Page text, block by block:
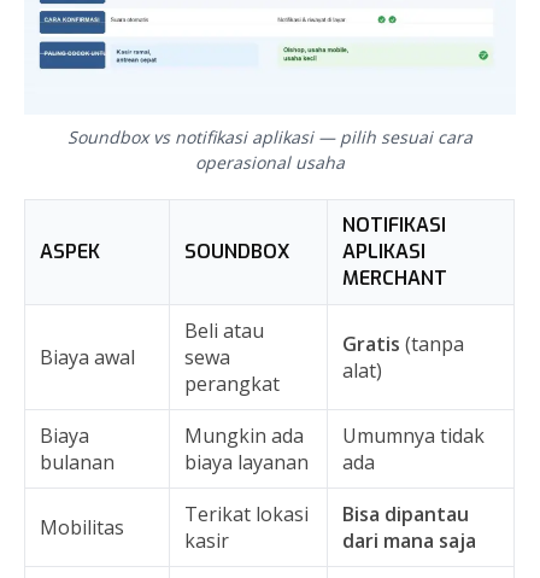
Soundbox vs notifikasi aplikasi — pilih sesuai cara
operasional usaha
ASPEK SOUNDBOX
NOTIFIKASI
APLIKASI
MERCHANT
Biaya awal
Beli atau
sewa
perangkat
Gratis (tanpa
alat)
Biaya
bulanan
Mungkin ada
biaya layanan
Umumnya tidak
ada
Mobilitas
Terikat lokasi
kasir
Bisa dipantau
dari mana saja